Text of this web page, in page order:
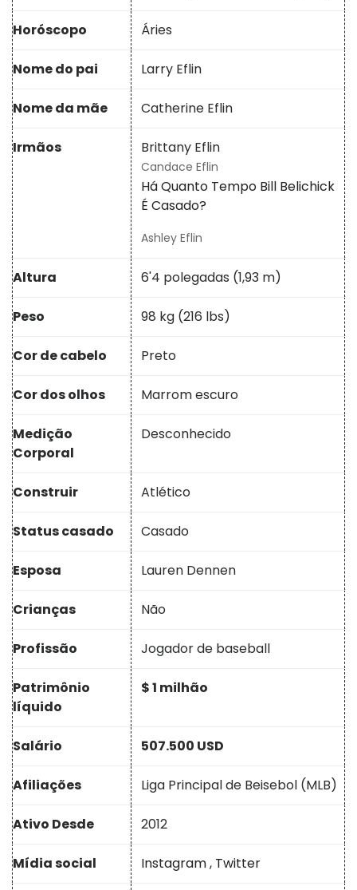
Horóscopo Áries
Nome do pai Larry Eflin
Nome da mãe Catherine Eflin
Irmãos Brittany Eflin
Candace Eflin
Há Quanto Tempo Bill Belichick
É Casado?
Ashley Eflin
Altura 6'4 polegadas (1,93 m)
Peso 98 kg (216 lbs)
Cor de cabelo Preto
Cor dos olhos Marrom escuro
Medição
Corporal
Desconhecido
Construir Atlético
Status casado Casado
Esposa Lauren Dennen
Crianças Não
Profissão Jogador de baseball
Patrimônio
líquido
$ 1 milhão
Salário 507.500 USD
Afiliações Liga Principal de Beisebol (MLB)
Ativo Desde 2012
Mídia social Instagram, Twitter